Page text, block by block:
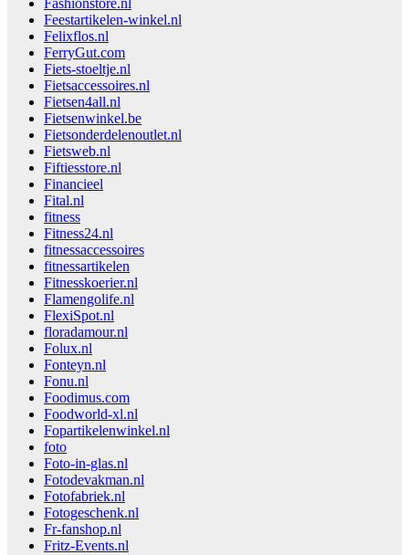
Fashionstore.nl
Feestartikelen-winkel.nl
Felixflos.nl
FerryGut.com
Fiets-stoeltje.nl
Fietsaccessoires.nl
Fietsen4all.nl
Fietsenwinkel.be
Fietsonderdelenoutlet.nl
Fietsweb.nl
Fiftiesstore.nl
Financieel
Fital.nl
fitness
Fitness24.nl
fitnessaccessoires
fitnessartikelen
Fitnesskoerier.nl
Flamengolife.nl
FlexiSpot.nl
floradamour.nl
Folux.nl
Fonteyn.nl
Fonu.nl
Foodimus.com
Foodworld-xl.nl
Fopartikelenwinkel.nl
foto
Foto-in-glas.nl
Fotodevakman.nl
Fotofabriek.nl
Fotogeschenk.nl
Fr-fanshop.nl
Fritz-Events.nl